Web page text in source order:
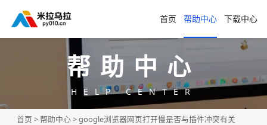
首页 帮助中心 下载中心
帮助中心
HELP CENTER
首页 >帮助中心> google浏览器网页打开慢是否与插件冲突有关